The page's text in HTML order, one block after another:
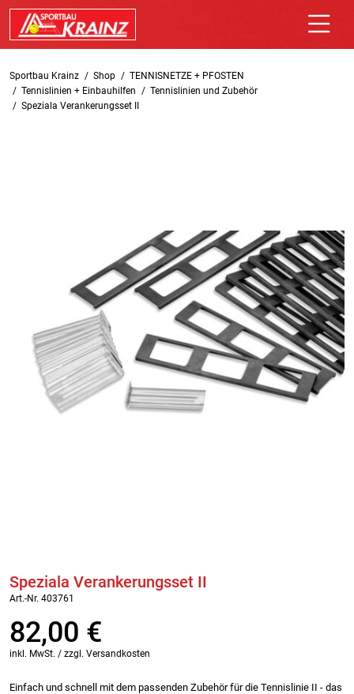
Sportbau Krainz Shop
TENNISNETZE + PFOSTEN
Tennislinien + Einbauhilfen
Tennislinien und Zubehör
Speziala Verankerungsset II
Speziala Verankerungsset II
Art.-Nr. 403761
82,00 €
inkl. MwSt. / zzgl. Versandkosten
Einfach und schnell mit dem passenden Zubehör für die Tennislinie II - das